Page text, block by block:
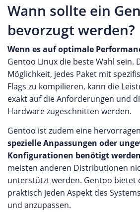
Wann sollte ein
bevorzugt werden?
Wenn es auf optimale
Gentoo Linux die beste Wahl sein.
Möglichkeit, jedes Paket mit
Flags zu kompilieren, kann die
exakt auf die Anforderungen und
Hardware zugeschnitten werden.
Gentoo ist zudem eine
spezielle Anpassungen oder
Konfigurationen benötigt werden
meisten anderen Distributionen
unterstützt werden. Gentoo bietet
praktisch jeden Aspekt des
und anzupassen.